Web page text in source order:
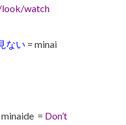
look/watch
ない = minai
= Don’t